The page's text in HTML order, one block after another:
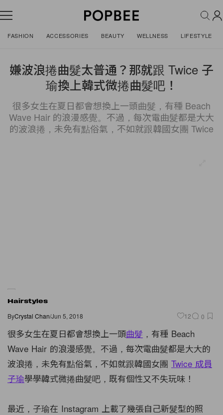
FASHION ACCESSORIES BEAUTY WELLNESS LIFESTYLE
嫌波浪捲曲髮太普通？那就跟 Twice 子
瑜換上韓式微捲曲髮吧！
很多女生在夏日都會想換上一頭曲髮，有種 Beach
Wave Hair 的浪漫感覺。不過，每次電曲髮都是大大
的波浪捲，未免有點俗氣，不如就跟韓國女團 Twice
Hairstyles
ByCrystal Chan/Jun 5, 2018 12 0
很多女生在夏日都會想換上一頭曲髮 ，有種 Beach
Wave Hair 的浪漫感覺。不過，每次電曲髮都是大大的
波浪捲，未免有點俗氣，不如就跟韓國女團 Twice 成員
子瑜學學韓式微捲曲髮吧，既有個性又不失玩味！
最近，子瑜在 Instagram 上載了幾張自己新髮型的照